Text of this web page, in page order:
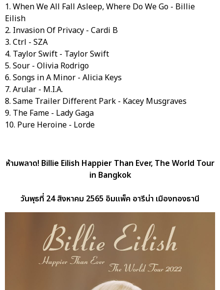
1. When We All Fall Asleep, Where Do We Go - Billie
Eilish
2. Invasion Of Privacy - Cardi B
3. Ctrl - SZA
4. Taylor Swift - Taylor Swift
5. Sour - Olivia Rodrigo
6. Songs in A Minor - Alicia Keys
7. Arular - M.I.A.
8. Same Trailer Different Park - Kacey Musgraves
9. The Fame - Lady Gaga
10. Pure Heroine - Lorde
ห้ามพลาด! Billie Eilish Happier Than Ever, The World Tour
in Bangkok
วันพุธที่ 24 สิงหาคม 2565 อิมแพ็ค อารีน่า เมืองทองธานี